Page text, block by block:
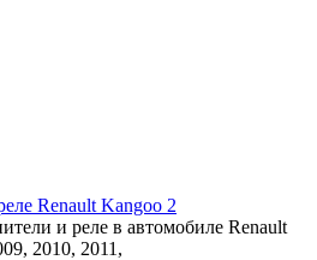
Renault Kangoo 2
и реле в автомобиле Renault
2010, 2011,